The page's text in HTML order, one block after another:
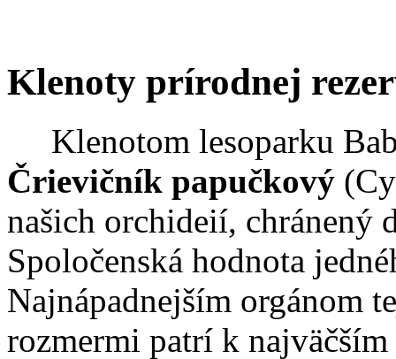
Klenoty prírodnej
Klenotom lesoparku
Črievičník papučkový
našich orchideií, chránený
Spoločenská hodnota
Najnápadnejším orgánom
rozmermi patrí k